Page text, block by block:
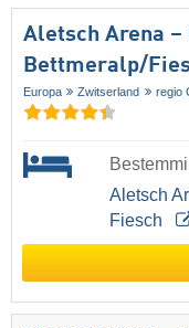
Aletsch Arena
Bettmeralp/​
Europa Zwitserland regio
Aletsch
Fiesch